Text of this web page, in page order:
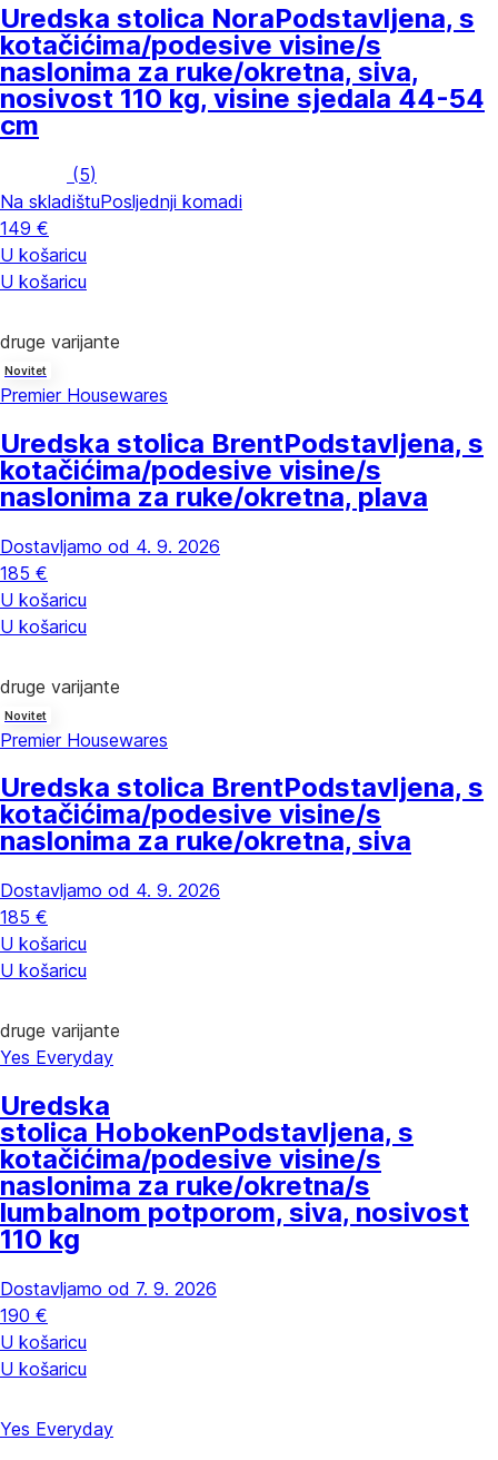
Uredska stolica NoraPodstavljena, s
kotačićima/podesive visine/s
naslonima za ruke/okretna, siva,
nosivost 110 kg, visine sjedala 44-54
cm
(5)
Na skladištuPosljednji komadi
149 €
U košaricu
U košaricu
druge varijante
Novitet
Premier Housewares
Uredska stolica BrentPodstavljena, s
kotačićima/podesive visine/s
naslonima za ruke/okretna, plava
Dostavljamo od 4. 9. 2026
185 €
U košaricu
U košaricu
druge varijante
Novitet
Premier Housewares
Uredska stolica BrentPodstavljena, s
kotačićima/podesive visine/s
naslonima za ruke/okretna, siva
Dostavljamo od 4. 9. 2026
185 €
U košaricu
U košaricu
druge varijante
Yes Everyday
Uredska
stolica HobokenPodstavljena, s
kotačićima/podesive visine/s
naslonima za ruke/okretna/s
lumbalnom potporom, siva, nosivost
110 kg
Dostavljamo od 7. 9. 2026
190 €
U košaricu
U košaricu
Yes Everyday